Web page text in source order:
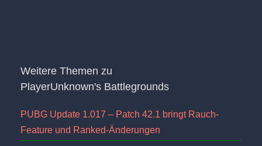
Weitere Themen zu
PlayerUnknown's Battlegrounds
PUBG Update 1.017 – Patch 42.1 bringt Rauch-
Feature und Ranked-Änderungen